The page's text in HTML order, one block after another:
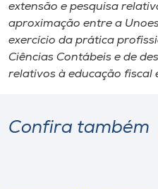
extensão e pesquisa
aproximação entre a
exercício da prática
Ciências Contábeis e de
relativos à educação fiscal
Confira também